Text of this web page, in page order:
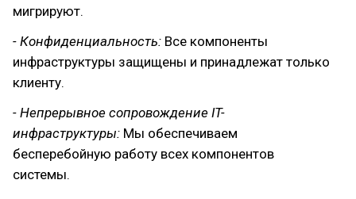
мигрируют.
- Конфиденциальность: Все компоненты
инфраструктуры защищены и принадлежат только
клиенту.
- Непрерывное сопровождение IT-
инфраструктуры: Мы обеспечиваем
бесперебойную работу всех компонентов
системы.